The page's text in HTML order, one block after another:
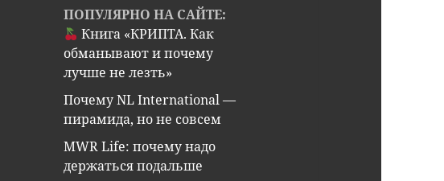
ПОПУЛЯРНО НА САЙТЕ:
Книга «КРИПТА. Как
обманывают и почему
лучше не лезть»
Почему NL International —
пирамида, но не совсем
MWR Life: почему надо
держаться подальше